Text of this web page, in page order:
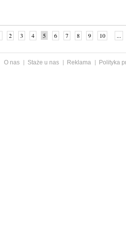
2 3 4 5 6 7 8 9 10 ...
O nas Staże u nas Reklama
Polityka